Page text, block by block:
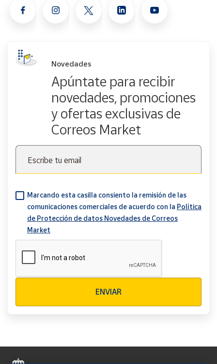
Novedades
Apúntate para recibir
novedades, promociones
y ofertas exclusivas de
Correos Market
Escribe tu email
Marcando esta casilla consiento la remisión de las
comunicaciones comerciales de acuerdo con la Política
de Protección de datos Novedades de Correos
Market
ENVIAR